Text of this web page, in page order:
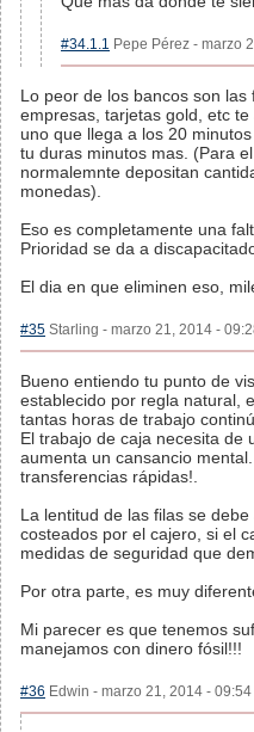
#34.1.1 Pepe Pérez - marzo
Lo peor de los bancos son
empresas, tarjetas gold, etc
uno que llega a los 20
tu duras minutos mas. (Para
normalemnte depositan
monedas).
Eso es completamente una
Prioridad se da a
El dia en que eliminen eso,
#35 Starling - marzo 21, 2014 -
Bueno entiendo tu punto de
establecido por regla natural,
tantas horas de trabajo
El trabajo de caja necesita de
aumenta un cansancio
transferencias rápidas!.
La lentitud de las filas se
costeados por el cajero, si el
medidas de seguridad que
Por otra parte, es muy
Mi parecer es que tenemos
manejamos con dinero fósil!!!
#36 Edwin - marzo 21, 2014 -